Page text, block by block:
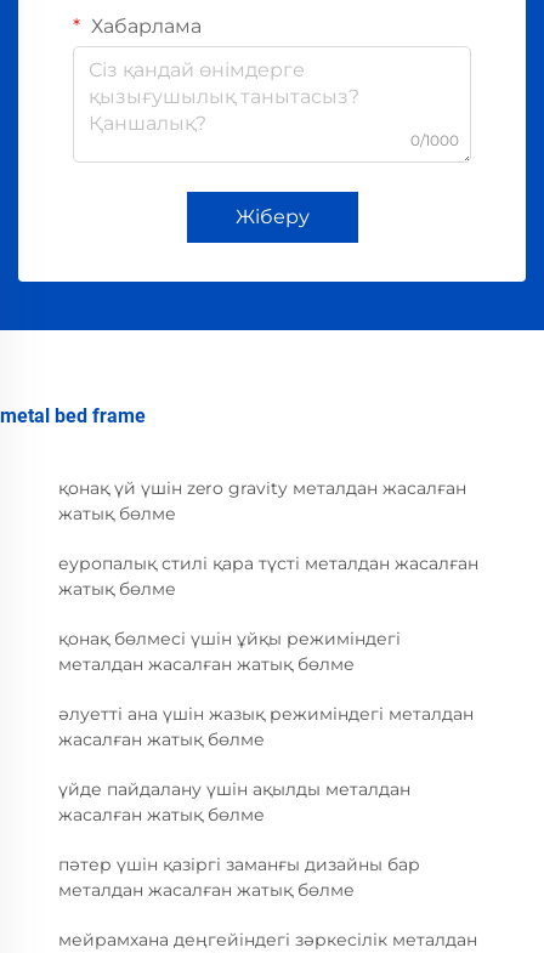
Хабарлама
0/1000
Жіберу
metal bed frame
қонақ үй үшін zero gravity металдан жасалған
жатық бөлме
еуропалық стилі қара түсті металдан жасалған
жатық бөлме
қонақ бөлмесі үшін ұйқы режиміндегі
металдан жасалған жатық бөлме
әлуетті ана үшін жазық режиміндегі металдан
жасалған жатық бөлме
үйде пайдалану үшін ақылды металдан
жасалған жатық бөлме
пәтер үшін қазіргі заманғы дизайны бар
металдан жасалған жатық бөлме
мейрамхана деңгейіндегі зәркесілік металдан